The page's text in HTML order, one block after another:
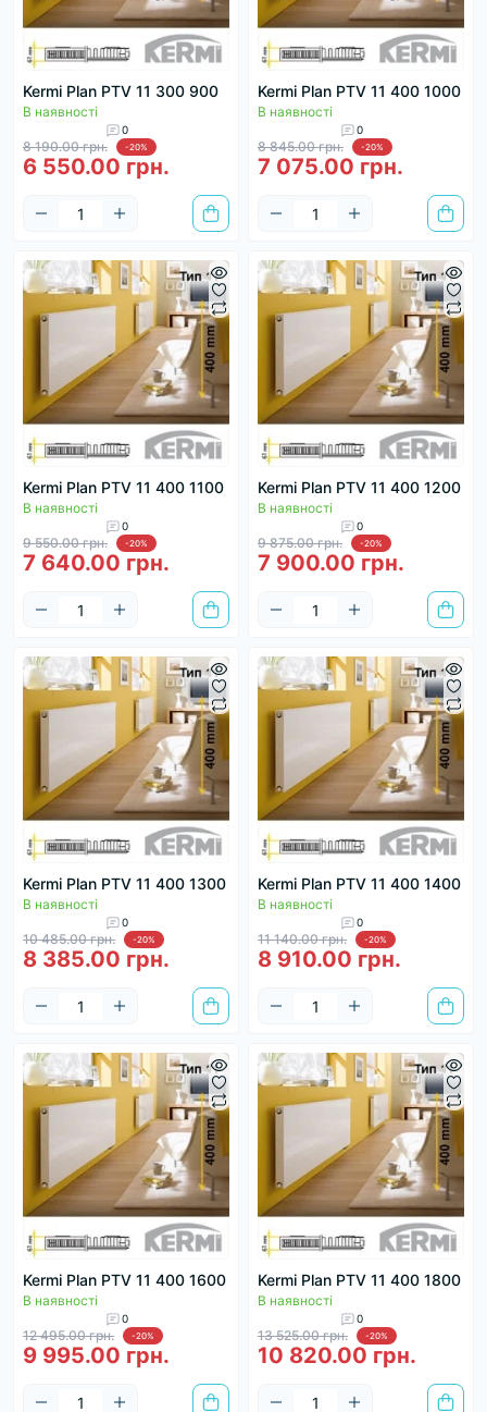
Kermi Plan PTV 11 300 900
В наявності
0
8 190.00 грн. -20%
6 550.00 грн.
Kermi Plan PTV 11 400 1000
В наявності
0
8 845.00 грн. -20%
7 075.00 грн.
Kermi Plan PTV 11 400 1100
В наявності
0
9 550.00 грн. -20%
7 640.00 грн.
Kermi Plan PTV 11 400 1200
В наявності
0
9 875.00 грн. -20%
7 900.00 грн.
Kermi Plan PTV 11 400 1300
В наявності
0
10 485.00 грн. -20%
8 385.00 грн.
Kermi Plan PTV 11 400 1400
В наявності
0
11 140.00 грн. -20%
8 910.00 грн.
Kermi Plan PTV 11 400 1600
В наявності
0
12 495.00 грн. -20%
9 995.00 грн.
Kermi Plan PTV 11 400 1800
В наявності
0
13 525.00 грн. -20%
10 820.00 грн.